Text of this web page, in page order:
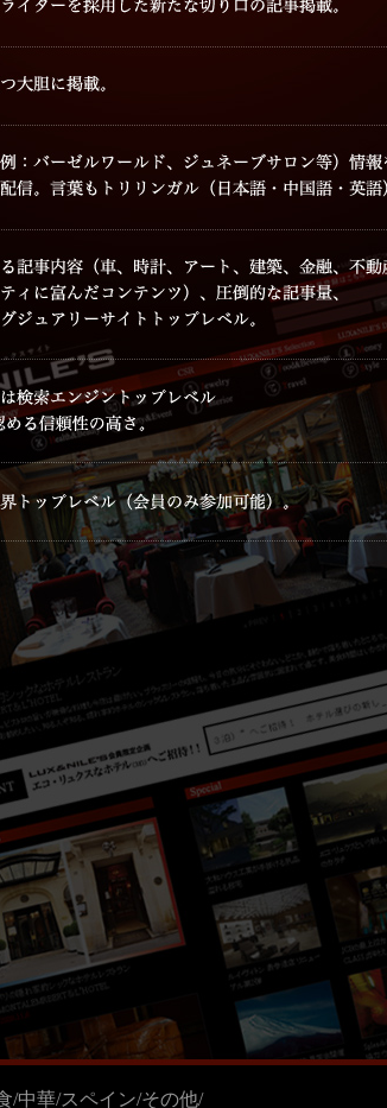
/中華/スペイン/その他/